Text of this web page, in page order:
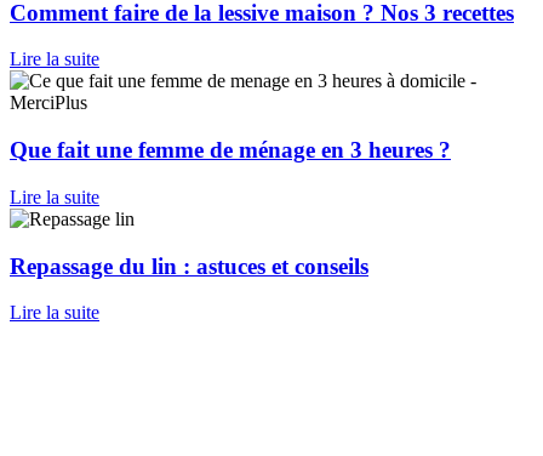
Comment faire de la lessive maison ? Nos 3 recettes
Lire la suite
Que fait une femme de ménage en 3 heures ?
Lire la suite
Repassage du lin : astuces et conseils
Lire la suite